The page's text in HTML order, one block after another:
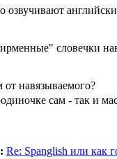
озвучивают
словечки
от навязываемого?
сам - так и
Re: Spanglish или как